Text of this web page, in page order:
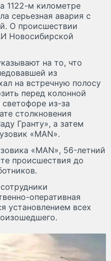
1122-м километре
серьезная авария с
О происшествии
Новосибирской
на то, что
из
на встречную полосу
перед колонной
из-за
столкновения
Гранту», а затем
«MAN».
«MAN», 56-летний
происшествия до
оперативная
установлением всех